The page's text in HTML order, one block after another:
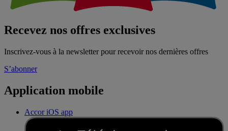
Recevez nos offres exclusives
Inscrivez-vous à la newsletter pour recevoir nos dernières offres
S’abonner
Application mobile
Accor iOS app